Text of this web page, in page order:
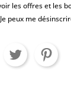
les offres et les
Je peux me